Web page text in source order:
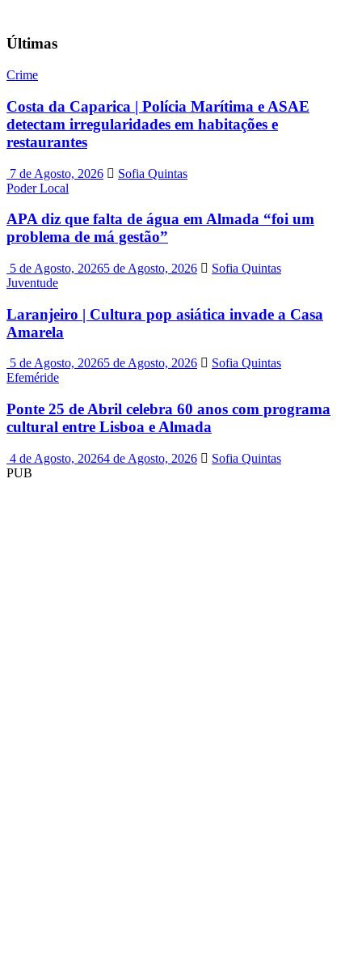
Últimas
Crime
Costa da Caparica | Polícia Marítima e ASAE
detectam irregularidades em habitações e
restaurantes
7 de Agosto, 2026
Sofia Quintas
Poder Local
APA diz que falta de água em Almada “foi um
problema de má gestão”
5 de Agosto, 20265 de Agosto, 2026
Sofia Quintas
Juventude
Laranjeiro | Cultura pop asiática invade a Casa
Amarela
5 de Agosto, 20265 de Agosto, 2026
Sofia Quintas
Efeméride
Ponte 25 de Abril celebra 60 anos com programa
cultural entre Lisboa e Almada
4 de Agosto, 20264 de Agosto, 2026
Sofia Quintas
PUB